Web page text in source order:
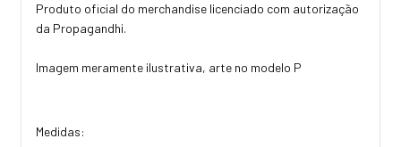
Produto oficial do merchandise licenciado com autorização
da Propagandhi.
Imagem meramente ilustrativa, arte no modelo P
Medidas: